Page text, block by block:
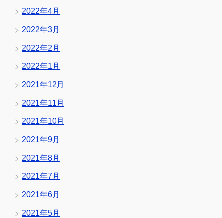
2022年4月
2022年3月
2022年2月
2022年1月
2021年12月
2021年11月
2021年10月
2021年9月
2021年8月
2021年7月
2021年6月
2021年5月